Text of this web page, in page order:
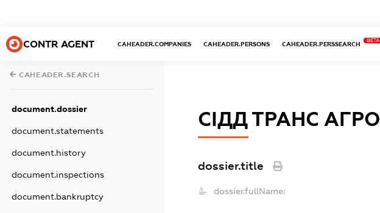
CONTR AGENT CAHEADER.COMPANIES CAHEADER.PERSONS CAHEADER.PERSSEARCH
BETA
CAHEADER.SEARCH
document.dossier
document.statements
document.history
document.inspections
document.bankruptcy
СІДД ТРАНС АГРО
dossier.title
dossier.fullName: